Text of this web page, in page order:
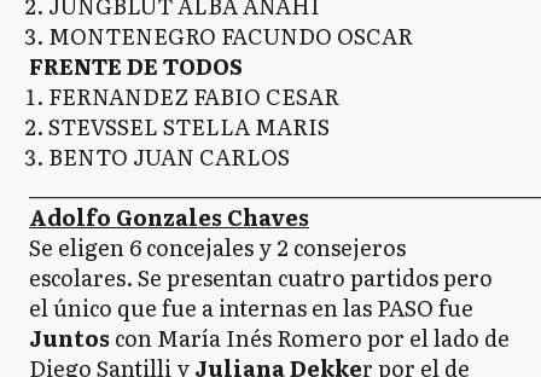
MONTENEGRO FACUNDO OSCAR
FRENTE DE TODOS
FERNANDEZ FABIO CESAR
STEVSSEL STELLA MARIS
BENTO JUAN CARLOS
Adolfo Gonzales Chaves
Se eligen 6 concejales y 2 consejeros
escolares. Se presentan cuatro partidos pero
el único que fue a internas en las PASO fue
Juntos con María Inés Romero por el lado de
Diego Santilli yJuliana Dekker por el de